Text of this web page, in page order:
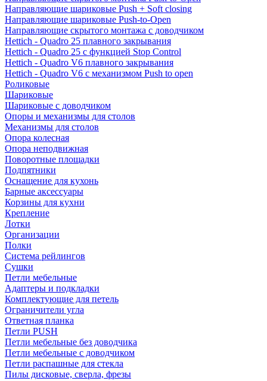
Направляющие шариковые Push + Soft closing
Направляющие шариковые Push-to-Open
Направляющие скрытого монтажа с доводчиком
Hettich - Quadro 25 плавного закрывания
Hettich - Quadro 25 с функцией Stop Control
Hettich - Quadro V6 плавного закрывания
Hettich - Quadro V6 с механизмом Push to open
Роликовые
Шариковые
Шариковые с доводчиком
Опоры и механизмы для столов
Механизмы для столов
Опора колесная
Опора неподвижная
Поворотные площадки
Подпятники
Оснащение для кухонь
Барные аксессуары
Корзины для кухни
Крепление
Лотки
Организации
Полки
Система рейлингов
Сушки
Петли мебельные
Адаптеры и подкладки
Комплектующие для петель
Ограничители угла
Ответная планка
Петли PUSH
Петли мебельные без доводчика
Петли мебельные с доводчиком
Петли распашные для стекла
Пилы дисковые, сверла, фрезы